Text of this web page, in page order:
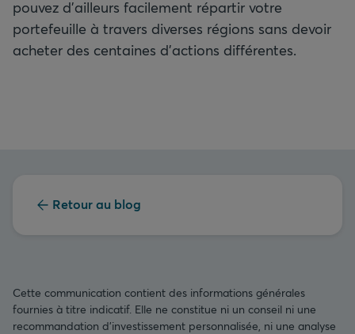
pouvez d’ailleurs facilement répartir votre
portefeuille à travers diverses régions sans devoir
acheter des centaines d’actions différentes.
Retour au blog
Cette communication contient des informations générales
fournies à titre indicatif. Elle ne constitue ni un conseil ni une
recommandation d’investissement personnalisée, ni une analyse